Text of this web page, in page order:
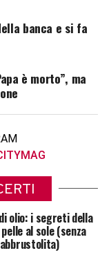
banca e si fa
è morto”, ma
olio: i segreti della
al sole (senza